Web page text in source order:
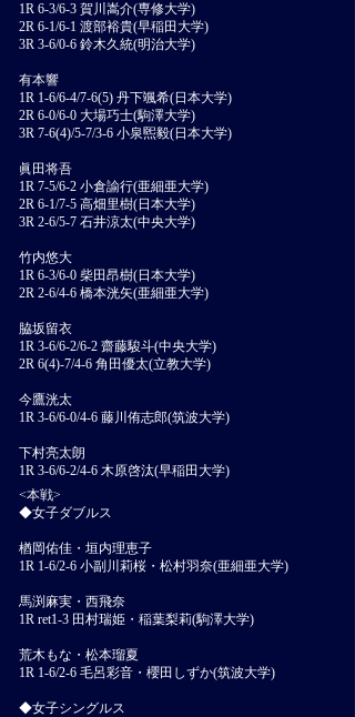
1R 6-3/6-3 賀川嵩介(専修大学)
2R 6-1/6-1 渡部裕貴(早稲田大学)
3R 3-6/0-6 鈴木久統(明治大学)
有本響
1R 1-6/6-4/7-6(5) 丹下颯希(日本大学)
2R 6-0/6-0 大場巧士(駒澤大学)
3R 7-6(4)/5-7/3-6 小泉煕毅(日本大学)
眞田将吾
1R 7-5/6-2 小倉諭行(亜細亜大学)
2R 6-1/7-5 高畑里樹(日本大学)
3R 2-6/5-7 石井涼太(中央大学)
竹内悠大
1R 6-3/6-0 柴田昂樹(日本大学)
2R 2-6/4-6 橋本洸矢(亜細亜大学)
脇坂留衣
1R 3-6/6-2/6-2 齋藤駿斗(中央大学)
2R 6(4)-7/4-6 角田優太(立教大学)
今鷹洸太
1R 3-6/6-0/4-6 藤川侑志郎(筑波大学)
下村亮太朗
1R 3-6/6-2/4-6 木原啓汰(早稲田大学)
<本戦>
◆女子ダブルス
楢岡佑佳・垣内理恵子
1R 1-6/2-6 小副川莉桜・松村羽奈(亜細亜大学)
馬渕麻実・西飛奈
1R ret1-3 田村瑞姫・稲葉梨莉(駒澤大学)
荒木もな・松本瑠夏
1R 1-6/2-6 毛呂彩音・櫻田しずか(筑波大学)
◆女子シングルス